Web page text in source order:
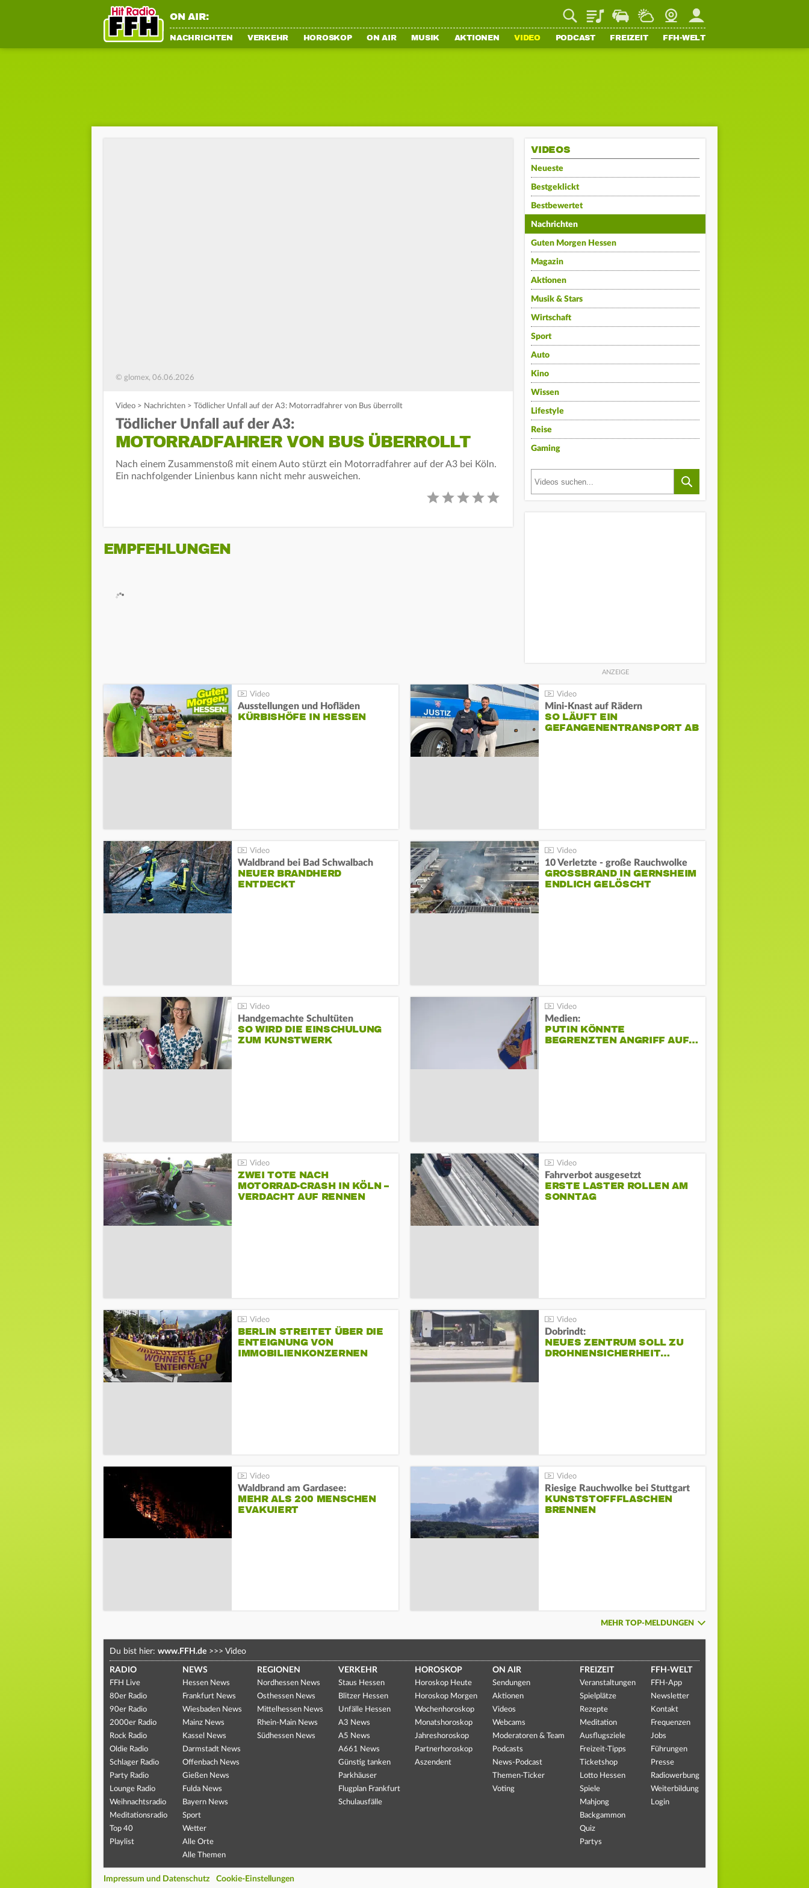
ON AIR: PlaylistStaupilotWetterWebcamMein FFH
NACHRICHTEN VERKEHR HOROSKOP ON AIR MUSIK AKTIONEN VIDEO PODCAST FREIZEIT FFH-WELT
© glomex, 06.06.2026
Video > Nachrichten > Tödlicher Unfall auf der A3: Motorradfahrer von Bus überrollt
Tödlicher Unfall auf der A3:
MOTORRADFAHRER VON BUS ÜBERROLLT
Nach einem Zusammenstoß mit einem Auto stürzt ein Motorradfahrer auf der A3 bei Köln.
Ein nachfolgender Linienbus kann nicht mehr ausweichen.
EMPFEHLUNGEN
VIDEOS
Neueste
Bestgeklickt
Bestbewertet
Nachrichten
Guten Morgen Hessen
Magazin
Aktionen
Musik & Stars
Wirtschaft
Sport
Auto
Kino
Wissen
Lifestyle
Reise
Gaming
Ausstellungen und Hofläden
KÜRBISHÖFE IN HESSEN
Mini-Knast auf Rädern
SO LÄUFT EIN
GEFANGENENTRANSPORT AB
Waldbrand bei Bad Schwalbach
NEUER BRANDHERD
ENTDECKT
10 Verletzte - große Rauchwolke
GROSSBRAND IN GERNSHEIM E
NDLICH GELÖSCHT
Handgemachte Schultüten
SO WIRD DIE EINSCHULUNG
ZUM KUNSTWERK
Medien:
PUTIN KÖNNTE
BEGRENZTEN ANGRIFF AUF…
ZWEI TOTE NACH
MOTORRAD-CRASH IN KÖLN –
VERDACHT AUF RENNEN
Fahrverbot ausgesetzt
ERSTE LASTER ROLLEN AM
SONNTAG
BERLIN STREITET ÜBER DIE
ENTEIGNUNG VON
IMMOBILIENKONZERNEN
Dobrindt:
NEUES ZENTRUM SOLL ZU
DROHNENSICHERHEIT…
Waldbrand am Gardasee:
MEHR ALS 200 MENSCHEN
EVAKUIERT
Riesige Rauchwolke bei Stuttgart
KUNSTSTOFFFLASCHEN
BRENNEN
MEHR TOP-MELDUNGEN
Du bist hier: www.FFH.de >>> Video
RADIO
FFH Live
80er Radio
90er Radio
2000er Radio
Rock Radio
Oldie Radio
Schlager Radio
Party Radio
Lounge Radio
Weihnachtsradio
Meditationsradio
Top 40
Playlist
NEWS
Hessen News
Frankfurt News
Wiesbaden News
Mainz News
Kassel News
Darmstadt News
Offenbach News
Gießen News
Fulda News
Bayern News
Sport
Wetter
Alle Orte
Alle Themen
REGIONEN
Nordhessen News
Osthessen News
Mittelhessen News
Rhein-Main News
Südhessen News
VERKEHR
Staus Hessen
Blitzer Hessen
Unfälle Hessen
A3 News
A5 News
A661 News
Günstig tanken
Parkhäuser
Flugplan Frankfurt
Schulausfälle
HOROSKOP
Horoskop Heute
Horoskop Morgen
Wochenhoroskop
Monatshoroskop
Jahreshoroskop
Partnerhoroskop
Aszendent
ON AIR
Sendungen
Aktionen
Videos
Webcams
Moderatoren & Team
Podcasts
News-Podcast
Themen-Ticker
Voting
FREIZEIT
Veranstaltungen
Spielplätze
Rezepte
Meditation
Ausflugsziele
Freizeit-Tipps
Ticketshop
Lotto Hessen
Spiele
Mahjong
Backgammon
Quiz
Partys
FFH-WELT
FFH-App
Newsletter
Kontakt
Frequenzen
Jobs
Führungen
Presse
Radiowerbung
Weiterbildung
Login
Impressum und Datenschutz Cookie-Einstellungen